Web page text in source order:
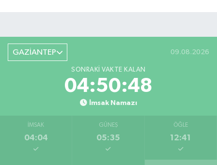
GAZİANTEP 09.08.2026
SONRAKI VAKTE KALAN
04:50:48
İmsak Namazı
İMSAK
04:04
GÜNEŞ
05:35
ÖĞLE
12:41